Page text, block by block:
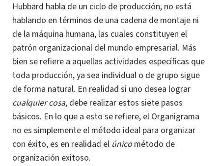
Hubbard habla de un ciclo de producción, no está
hablando en términos de una cadena de montaje ni
de la máquina humana, las cuales constituyen el
patrón organizacional del mundo empresarial. Más
bien se refiere a aquellas actividades específicas que
toda producción, ya sea individual o de grupo sigue
de forma natural. En realidad si uno desea lograr
cualquier cosa, debe realizar estos siete pasos
básicos. En lo que a esto se refiere, el Organigrama
no es simplemente el método ideal para organizar
con éxito, es en realidad el único método de
organización exitoso.